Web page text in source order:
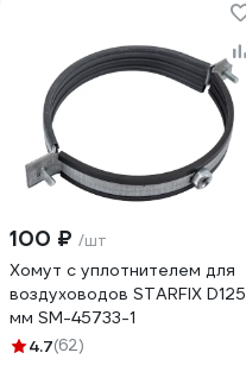
100 ₽ /шт
Хомут с уплотнителем для
воздуховодов STARFIX D125
мм SM-45733-1
4.7(62)